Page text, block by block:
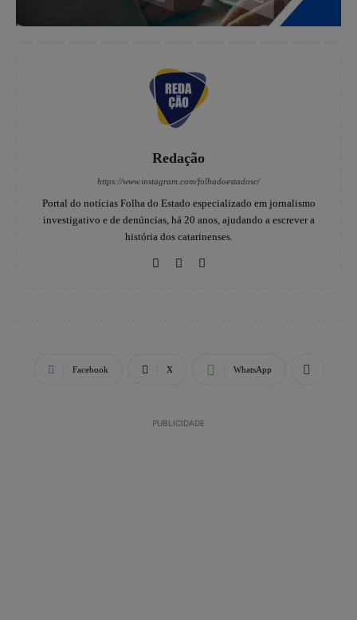
Redação
https://www.instagram.com/folhadoestadosc/
Portal do notícias Folha do Estado especializado em jornalismo
investigativo e de denúncias, há 20 anos, ajudando a escrever a
história dos catarinenses.
Facebook X WhatsApp
PUBLICIDADE